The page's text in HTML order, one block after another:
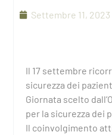
Settembre 11, 2023
Il 17 settembre
sicurezza dei
Giornata scelto
per la sicurezza dei
Il coinvolgimento